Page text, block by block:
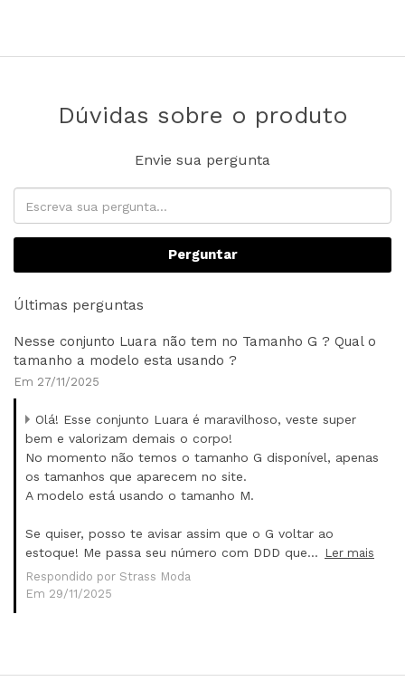
Dúvidas sobre o produto
Envie sua pergunta
Perguntar
Últimas perguntas
Nesse conjunto Luara não tem no Tamanho G ? Qual o
tamanho a modelo esta usando ?
Em 27/11/2025
Olá! Esse conjunto Luara é maravilhoso, veste super
bem e valorizam demais o corpo!
No momento não temos o tamanho G disponível, apenas
os tamanhos que aparecem no site.
A modelo está usando o tamanho M.
Se quiser, posso te avisar assim que o G voltar ao
estoque! Me passa seu número com DDD que...
Ler mais
Respondido por Strass Moda
Em 29/11/2025